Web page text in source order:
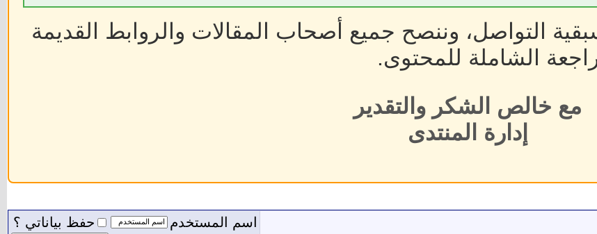
التواصل، وننصح جميع أصحاب المقالات والروابط القديمة
الشاملة للمحتوى.
مع خالص الشكر والتقدير
إدارة المنتدى
اسم المستخدم
حفظ بياناتي ؟